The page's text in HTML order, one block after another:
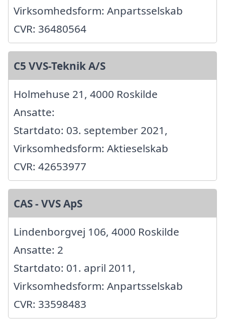
Virksomhedsform: Anpartsselskab
CVR: 36480564
C5 VVS-Teknik A/S
Holmehuse 21, 4000 Roskilde
Ansatte:
Startdato: 03. september 2021,
Virksomhedsform: Aktieselskab
CVR: 42653977
CAS - VVS ApS
Lindenborgvej 106, 4000 Roskilde
Ansatte: 2
Startdato: 01. april 2011,
Virksomhedsform: Anpartsselskab
CVR: 33598483